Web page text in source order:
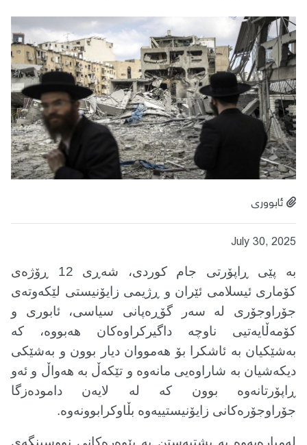
ئابووری
July 30, 2025
بە پێی ڕاپۆرتی جام کوردی، شەڕی 12 ڕۆژەی
کۆماری ئیسلامی ئێران و ڕژیمی زایۆنیستی لێکەوتەی
جۆراوجۆری لە سەر گۆڕەپانی سیاسی، ئابوری و
کۆمەڵایەتیی ناوچە داگیرکراوەکان هەبووە، کە
بەشێکیان بە ئاشکرا بۆ هەمووان دیار بوون و بەشێکی
دیکەشیان بە شاراوەیی مانەوە و تێکەڵ بە هەواڵ و ئەو
ڕاپۆرتانەوە بوون کە لە لایەن دامودەزگا
جۆراوجۆرەکانی زایۆنیستییەوە بڵاوکرابوونەوە.
لەمبارەیەوە بە پشتبەستن بە پێوەرەکانی نووسینگەی